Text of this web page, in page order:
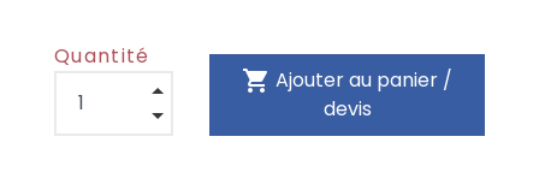
Quantité
shopping_cart Ajouter au panier /
devis